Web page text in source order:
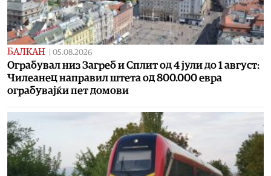
БАЛКАН 05.08.2026
Ограбувал низ Загреб и Сплит од 4 јули до 1 август:
Чилеанец направил штета од 800.000 евра
ограбувајќи пет домови